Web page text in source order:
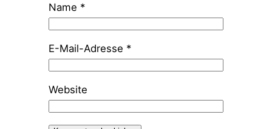
Name *
E-Mail-Adresse *
Website